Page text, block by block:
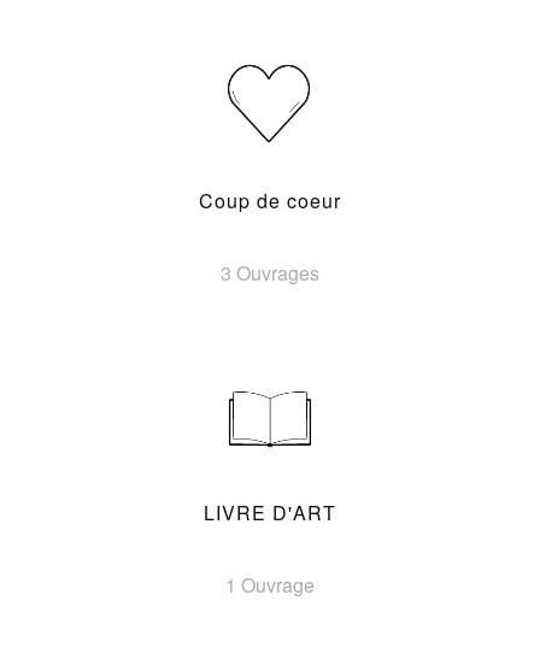
Coup de coeur
3 Ouvrages
LIVRE D'ART
1 Ouvrage